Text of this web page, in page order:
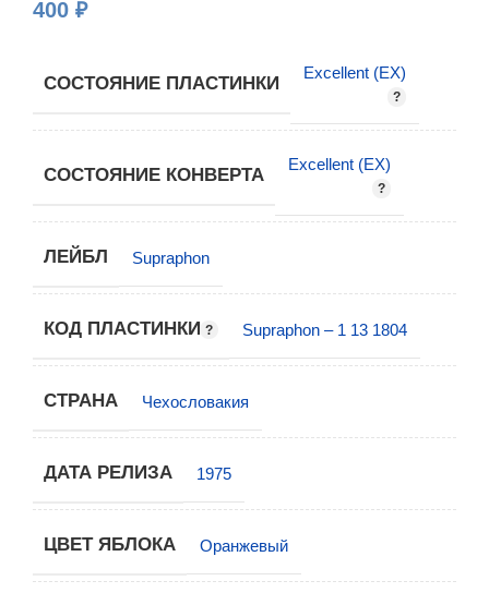
400 ₽
СОСТОЯНИЕ ПЛАСТИНКИ
Excellent (EX)
СОСТОЯНИЕ КОНВЕРТА
Excellent (EX)
ЛЕЙБЛ Supraphon
КОД ПЛАСТИНКИ Supraphon – 1 13 1804
СТРАНА Чехословакия
ДАТА РЕЛИЗА 1975
ЦВЕТ ЯБЛОКА Оранжевый